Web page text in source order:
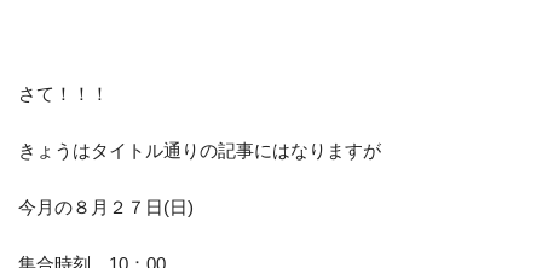
さて！！！
きょうはタイトル通りの記事にはなりますが
今月の８月２７日(日)
集合時刻 10：00
お問い合わせ